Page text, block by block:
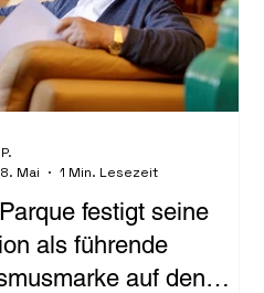
festigt seine
als führende
auf den
Mai
1 Min. Lesezeit